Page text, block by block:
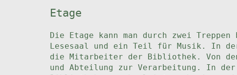
Etage
Die Etage kann man durch zwei
Lesesaal und ein Teil für Musik. In
die Mitarbeiter der Bibliothek. Von
und Abteilung zur Verarbeitung. In